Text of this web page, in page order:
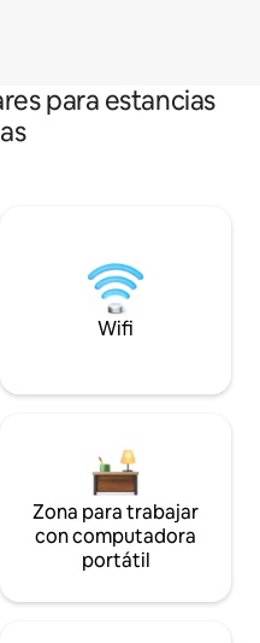
para estancias
Wifi
Zona para trabajar
con computadora
portátil